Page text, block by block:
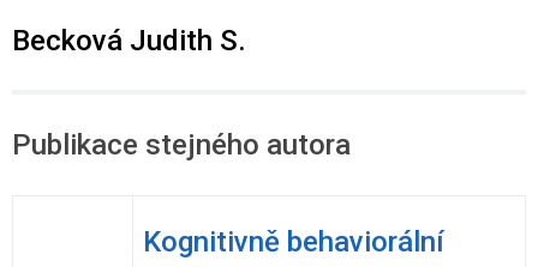
Co je rizikové chování (RCH)
Becková Judith S.
Publikace stejného autora
Kognitivně behaviorální